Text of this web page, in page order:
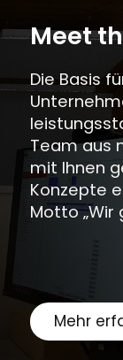
Wer wir
Meet
Die Basis
Team aus
mit Ihnen
Konzepte
Motto „Wir